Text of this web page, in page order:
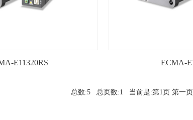
E11320RS ECMA-
总数:5 总页数:1 当前是:第1页 第一